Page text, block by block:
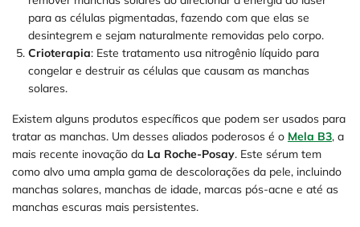
para as células pigmentadas, fazendo com que elas se
desintegrem e sejam naturalmente removidas pelo corpo.
Crioterapia: Este tratamento usa nitrogênio líquido para
congelar e destruir as células que causam as manchas
solares.
Existem alguns produtos específicos que podem ser usados para
tratar as manchas. Um desses aliados poderosos é o Mela B3, a
mais recente inovação da La Roche-Posay. Este sérum tem
como alvo uma ampla gama de descolorações da pele, incluindo
manchas solares, manchas de idade, marcas pós-acne e até as
manchas escuras mais persistentes.